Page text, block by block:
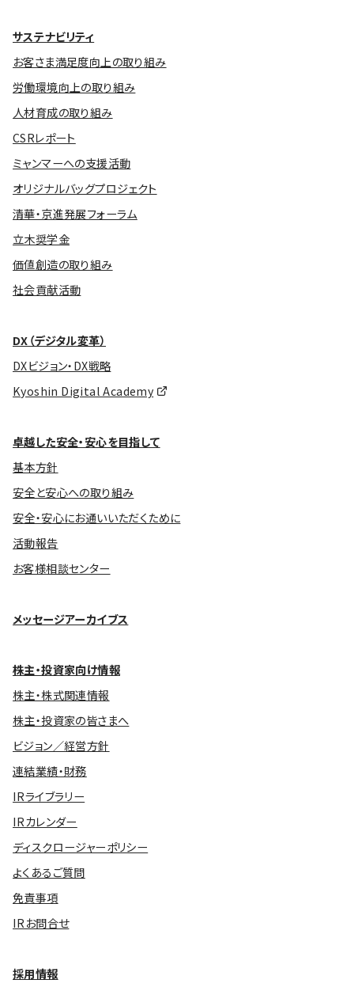
サステナビリティ
お客さま満足度向上の取り組み
労働環境向上の取り組み
人材育成の取り組み
CSRレポート
ミャンマーへの支援活動
オリジナルバッグプロジェクト
清華・京進発展フォーラム
立木奨学金
価値創造の取り組み
社会貢献活動
DX（デジタル変革）
DXビジョン・DX戦略
Kyoshin Digital Academy
卓越した安全・安心を目指して
基本方針
安全と安心への取り組み
安全・安心にお通いいただくために
活動報告
お客様相談センター
メッセージアーカイブス
株主・投資家向け情報
株主・株式関連情報
株主・投資家の皆さまへ
ビジョン／経営方針
連結業績・財務
IRライブラリー
IRカレンダー
ディスクロージャーポリシー
よくあるご質問
免責事項
IRお問合せ
採用情報